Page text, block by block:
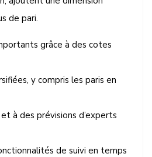
de pari.
grâce à des cotes
y compris les paris en
à des prévisions d’experts
de suivi en temps